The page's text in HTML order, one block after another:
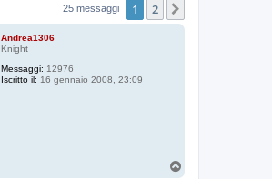
25 messaggi 1 2
Andrea1306
Knight
Messaggi: 12976
Iscritto il: 16 gennaio 2008, 23:09